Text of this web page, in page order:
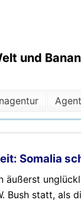
und
Somalia
äußerst
Bush statt, als